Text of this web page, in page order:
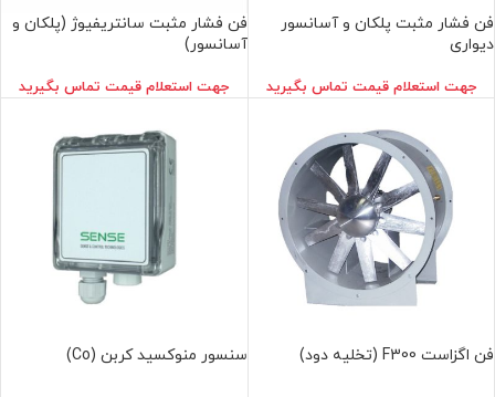
فن فشار مثبت پلكان و آسانسور
ديواری
جهت استعلام قيمت تماس بگيريد
فن فشار مثبت سانتریفیوژ (پلکان و
آسانسور)
جهت استعلام قيمت تماس بگيريد
فن اگزاست F300 (تخلیه دود) سنسور منوكسيد كربن (Co)